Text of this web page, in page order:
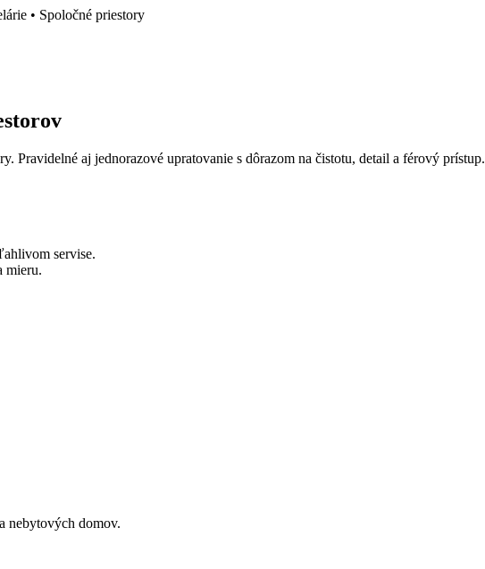
• Spoločné priestory
aj jednorazové upratovanie s dôrazom na čistotu, detail a férový prístup.
servise.
mieru.
nebytových domov.